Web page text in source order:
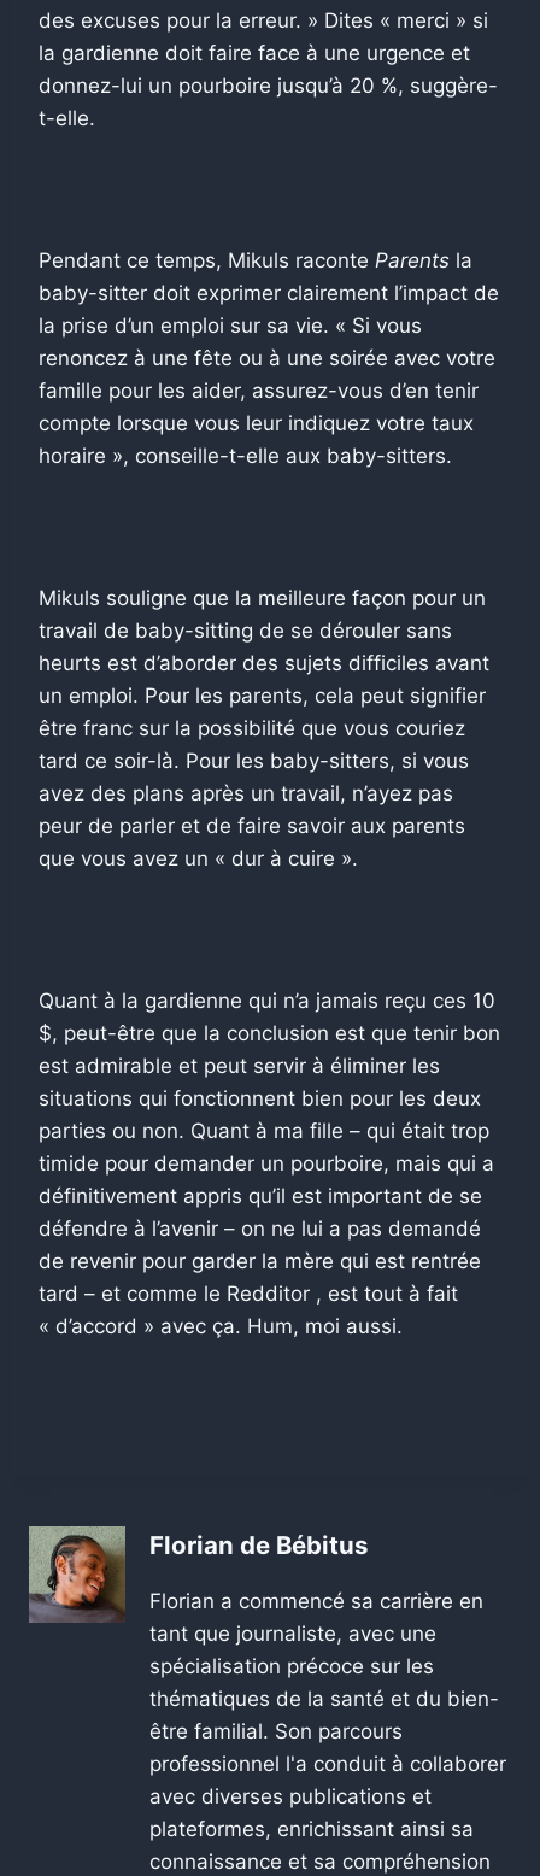
des excuses pour la erreur. » Dites « merci » si
la gardienne doit faire face à une urgence et
donnez-lui un pourboire jusqu’à 20 %, suggère-
t-elle.
Pendant ce temps, Mikuls raconte Parents la
baby-sitter doit exprimer clairement l’impact de
la prise d’un emploi sur sa vie. « Si vous
renoncez à une fête ou à une soirée avec votre
famille pour les aider, assurez-vous d’en tenir
compte lorsque vous leur indiquez votre taux
horaire », conseille-t-elle aux baby-sitters.
Mikuls souligne que la meilleure façon pour un
travail de baby-sitting de se dérouler sans
heurts est d’aborder des sujets difficiles avant
un emploi. Pour les parents, cela peut signifier
être franc sur la possibilité que vous couriez
tard ce soir-là. Pour les baby-sitters, si vous
avez des plans après un travail, n’ayez pas
peur de parler et de faire savoir aux parents
que vous avez un « dur à cuire ».
Quant à la gardienne qui n’a jamais reçu ces 10
$, peut-être que la conclusion est que tenir bon
est admirable et peut servir à éliminer les
situations qui fonctionnent bien pour les deux
parties ou non. Quant à ma fille – qui était trop
timide pour demander un pourboire, mais qui a
définitivement appris qu’il est important de se
défendre à l’avenir – on ne lui a pas demandé
de revenir pour garder la mère qui est rentrée
tard – et comme le Redditor , est tout à fait
« d’accord » avec ça. Hum, moi aussi.
Florian de Bébitus
Florian a commencé sa carrière en
tant que journaliste, avec une
spécialisation précoce sur les
thématiques de la santé et du bien-
être familial. Son parcours
professionnel l'a conduit à collaborer
avec diverses publications et
plateformes, enrichissant ainsi sa
connaissance et sa compréhension